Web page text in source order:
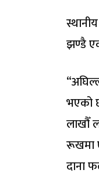
झण्डै
भएको
लाखौँ
रूखमा
दाना